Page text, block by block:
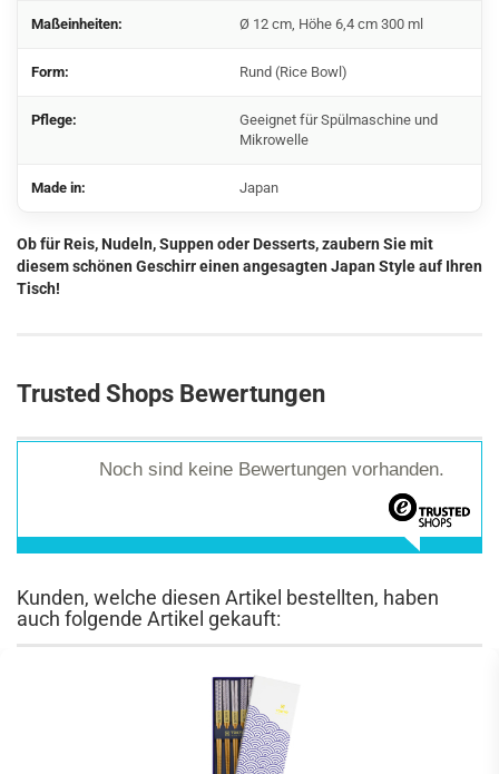
Maßeinheiten: Ø 12 cm, Höhe 6,4 cm 300 ml
Form: Rund (Rice Bowl)
Pflege:
Geeignet für Spülmaschine und
Mikrowelle
Made in: Japan
Ob für Reis, Nudeln, Suppen oder Desserts, zaubern Sie mit
diesem schönen Geschirr einen angesagten Japan Style auf Ihren
Tisch!
Trusted Shops Bewertungen
Noch sind keine Bewertungen vorhanden.
Kunden, welche diesen Artikel bestellten, haben
auch folgende Artikel gekauft: